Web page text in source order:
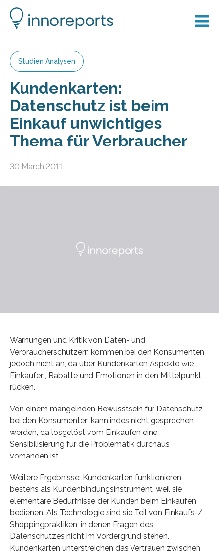
Studien Analysen
Kundenkarten:
Datenschutz ist beim
Einkauf unwichtiges
Thema für Verbraucher
30 March 2011
Warnungen und Kritik von Daten- und
Verbraucherschützern kommen bei den Konsumenten
jedoch nicht an, da über Kundenkarten Aspekte wie
Einkaufen, Rabatte und Emotionen in den Mittelpunkt
rücken.
Von einem mangelnden Bewusstsein für Datenschutz
bei den Konsumenten kann indes nicht gesprochen
werden, da losgelöst vom Einkaufen eine
Sensibilisierung für die Problematik durchaus
vorhanden ist.
Weitere Ergebnisse: Kundenkarten funktionieren
bestens als Kundenbindungsinstrument, weil sie
elementare Bedürfnisse der Kunden beim Einkaufen
bedienen. Als Technologie sind sie Teil von Einkaufs-/
Shoppingpraktiken, in denen Fragen des
Datenschutzes nicht im Vordergrund stehen.
Kundenkarten unterstreichen das Vertrauen zwischen